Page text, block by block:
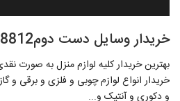
خریدار وسایل دست دوم09125178812
بهترین خریدار کلیه لوازم منزل به صورت
خریدار انواع لوازم چوبی و فلزی و برقی
و دکوری و آنتیک و...